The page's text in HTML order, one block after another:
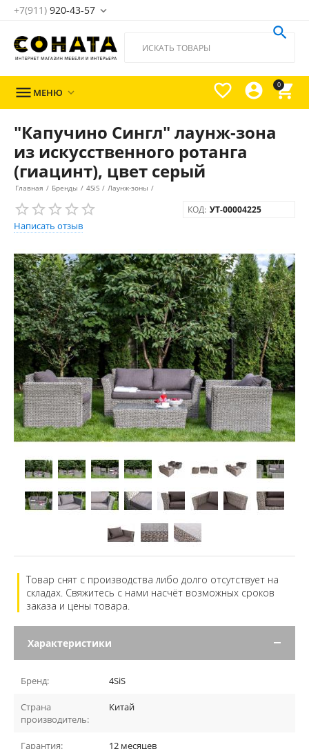
+7(911) 920-43-57 
0




 МЕНЮ 
"Капучино Сингл" лаунж-зона
из искусственного ротанга
(гиацинт), цвет серый
Главная / Бренды / 4SiS / Лаунж-зоны /
Написать отзыв
КОД: УТ-00004225
Товар снят с производства либо долго отсутствует на
складах. Свяжитесь с нами насчёт возможных сроков
заказа и цены товара.
Характеристики
Бренд: 4SiS
Страна
производитель:
Китай
Гарантия: 12 месяцев